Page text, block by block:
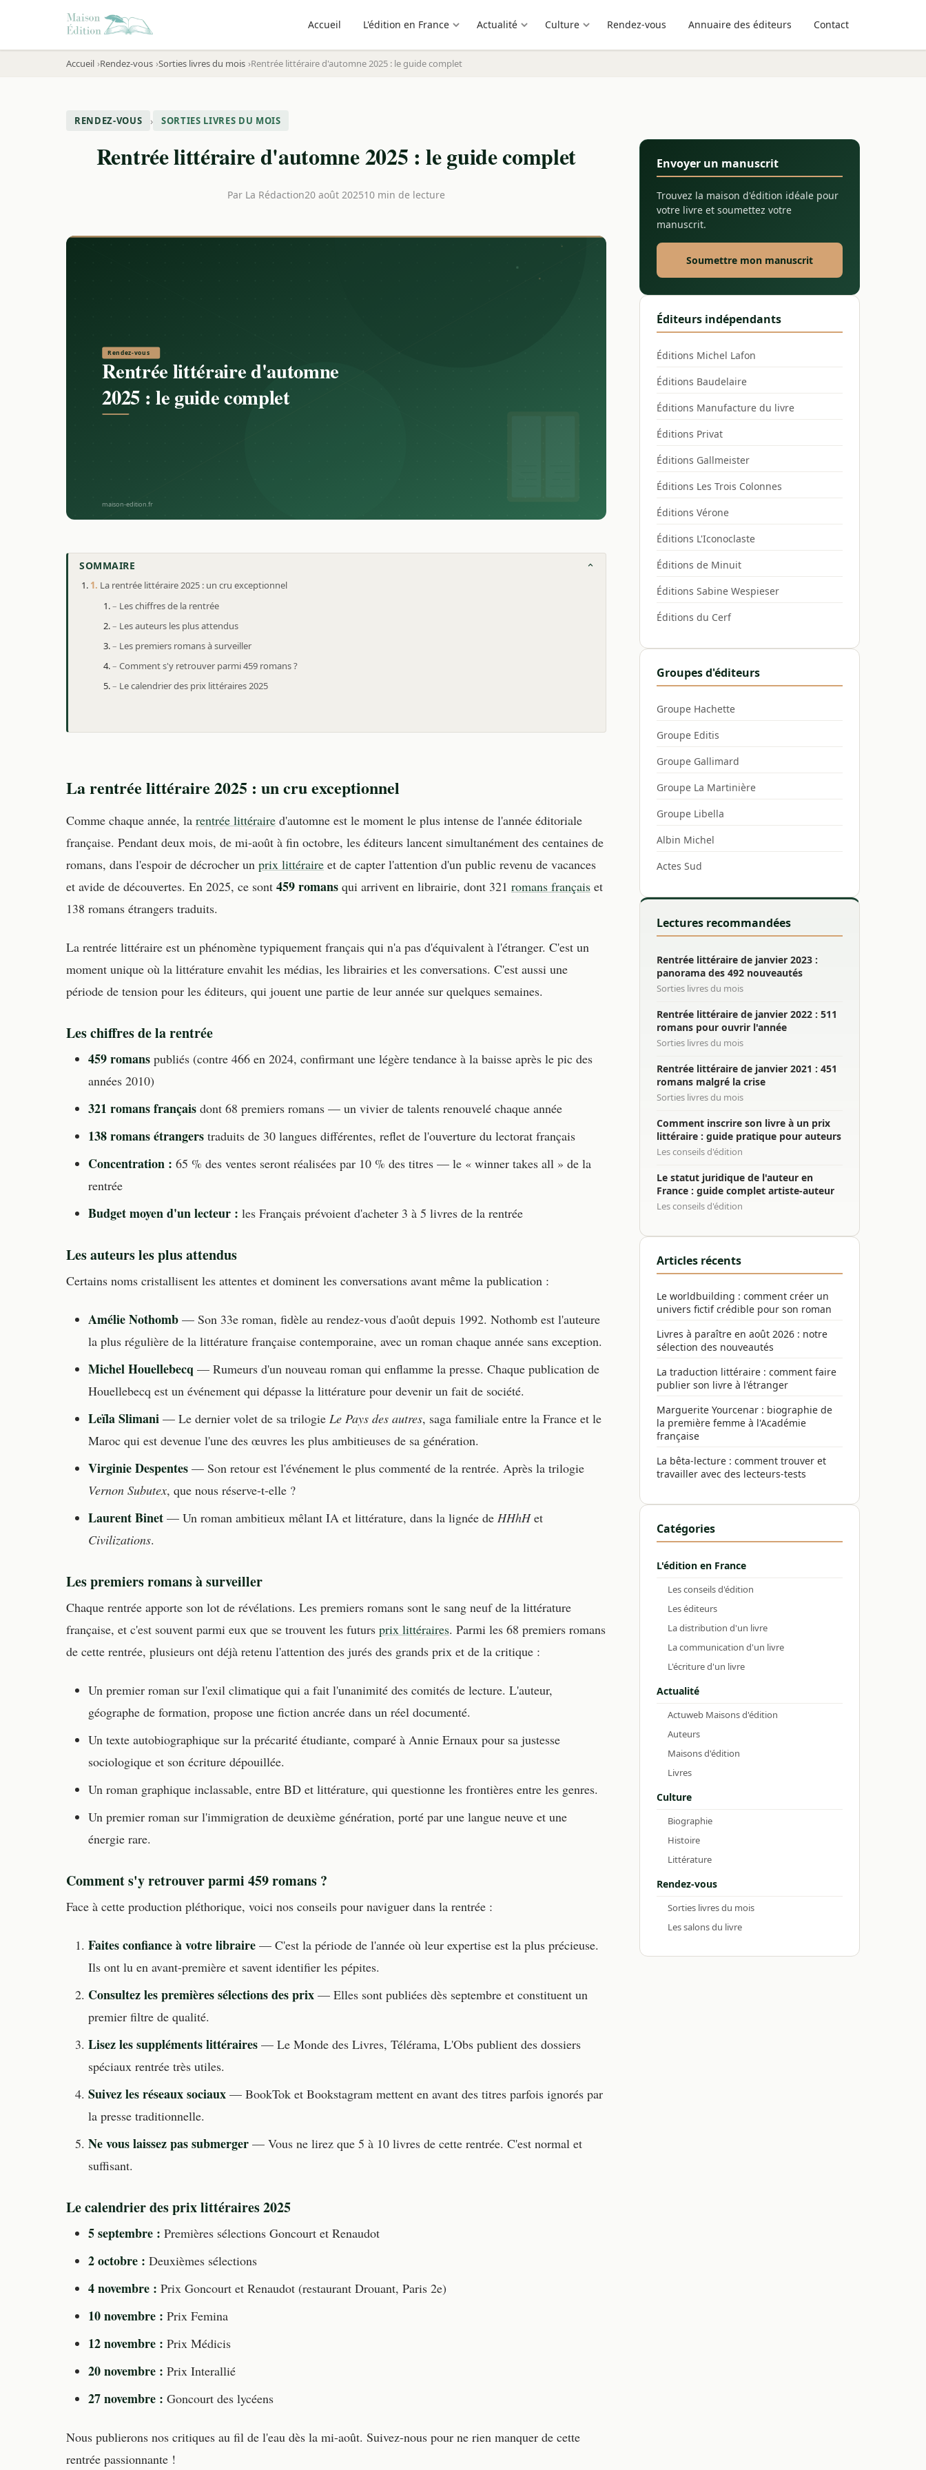
Accueil L'édition en France Actualité Culture Rendez-vous Annuaire des éditeurs Contact
Accueil Rendez-vous Sorties livres du mois Rentrée littéraire d'automne 2025 : le guide complet
RENDEZ-VOUS › SORTIES LIVRES DU MOIS
Rentrée littéraire d'automne 2025 : le guide complet
Par La Rédaction20 août 202510 min de lecture
SOMMAIRE
La rentrée littéraire 2025 : un cru exceptionnel
Les chiffres de la rentrée
Les auteurs les plus attendus
Les premiers romans à surveiller
Comment s'y retrouver parmi 459 romans ?
Le calendrier des prix littéraires 2025
La rentrée littéraire 2025 : un cru exceptionnel
Comme chaque année, la rentrée littéraire d'automne est le moment le plus intense de l'année éditoriale
française. Pendant deux mois, de mi-août à fin octobre, les éditeurs lancent simultanément des centaines de
romans, dans l'espoir de décrocher un prix littéraire et de capter l'attention d'un public revenu de vacances
et avide de découvertes. En 2025, ce sont 459 romans qui arrivent en librairie, dont 321 romans français et
138 romans étrangers traduits.
La rentrée littéraire est un phénomène typiquement français qui n'a pas d'équivalent à l'étranger. C'est un
moment unique où la littérature envahit les médias, les librairies et les conversations. C'est aussi une
période de tension pour les éditeurs, qui jouent une partie de leur année sur quelques semaines.
Les chiffres de la rentrée
459 romans publiés (contre 466 en 2024, confirmant une légère tendance à la baisse après le pic des
années 2010)
321 romans français dont 68 premiers romans — un vivier de talents renouvelé chaque année
138 romans étrangers traduits de 30 langues différentes, reflet de l'ouverture du lectorat français
Concentration : 65 % des ventes seront réalisées par 10 % des titres — le « winner takes all » de la
rentrée
Budget moyen d'un lecteur : les Français prévoient d'acheter 3 à 5 livres de la rentrée
Les auteurs les plus attendus
Certains noms cristallisent les attentes et dominent les conversations avant même la publication :
Amélie Nothomb — Son 33e roman, fidèle au rendez-vous d'août depuis 1992. Nothomb est l'auteure
la plus régulière de la littérature française contemporaine, avec un roman chaque année sans exception.
Michel Houellebecq — Rumeurs d'un nouveau roman qui enflamme la presse. Chaque publication de
Houellebecq est un événement qui dépasse la littérature pour devenir un fait de société.
Leïla Slimani — Le dernier volet de sa trilogie Le Pays des autres, saga familiale entre la France et le
Maroc qui est devenue l'une des œuvres les plus ambitieuses de sa génération.
Virginie Despentes — Son retour est l'événement le plus commenté de la rentrée. Après la trilogie
Vernon Subutex, que nous réserve-t-elle ?
Laurent Binet — Un roman ambitieux mêlant IA et littérature, dans la lignée de HHhHet
Civilizations.
Les premiers romans à surveiller
Chaque rentrée apporte son lot de révélations. Les premiers romans sont le sang neuf de la littérature
française, et c'est souvent parmi eux que se trouvent les futurs prix littéraires. Parmi les 68 premiers romans
de cette rentrée, plusieurs ont déjà retenu l'attention des jurés des grands prix et de la critique :
Un premier roman sur l'exil climatique qui a fait l'unanimité des comités de lecture. L'auteur,
géographe de formation, propose une fiction ancrée dans un réel documenté.
Un texte autobiographique sur la précarité étudiante, comparé à Annie Ernaux pour sa justesse
sociologique et son écriture dépouillée.
Un roman graphique inclassable, entre BD et littérature, qui questionne les frontières entre les genres.
Un premier roman sur l'immigration de deuxième génération, porté par une langue neuve et une
énergie rare.
Comment s'y retrouver parmi 459 romans ?
Face à cette production pléthorique, voici nos conseils pour naviguer dans la rentrée :
Faites confiance à votre libraire — C'est la période de l'année où leur expertise est la plus précieuse.
Ils ont lu en avant-première et savent identifier les pépites.
Consultez les premières sélections des prix — Elles sont publiées dès septembre et constituent un
premier filtre de qualité.
Lisez les suppléments littéraires — Le Monde des Livres, Télérama, L'Obs publient des dossiers
spéciaux rentrée très utiles.
Suivez les réseaux sociaux — BookTok et Bookstagram mettent en avant des titres parfois ignorés par
la presse traditionnelle.
Ne vous laissez pas submerger — Vous ne lirez que 5 à 10 livres de cette rentrée. C'est normal et
suffisant.
Le calendrier des prix littéraires 2025
5 septembre : Premières sélections Goncourt et Renaudot
2 octobre : Deuxièmes sélections
4 novembre : Prix Goncourt et Renaudot (restaurant Drouant, Paris 2e)
10 novembre : Prix Femina
12 novembre : Prix Médicis
20 novembre : Prix Interallié
27 novembre : Goncourt des lycéens
Nous publierons nos critiques au fil de l'eau dès la mi-août. Suivez-nous pour ne rien manquer de cette
rentrée passionnante !
Envoyer un manuscrit
Trouvez la maison d'édition idéale pour
votre livre et soumettez votre
manuscrit.
Soumettre mon manuscrit
Éditeurs indépendants
Éditions Michel Lafon
Éditions Baudelaire
Éditions Manufacture du livre
Éditions Privat
Éditions Gallmeister
Éditions Les Trois Colonnes
Éditions Vérone
Éditions L'Iconoclaste
Éditions de Minuit
Éditions Sabine Wespieser
Éditions du Cerf
Groupes d'éditeurs
Groupe Hachette
Groupe Editis
Groupe Gallimard
Groupe La Martinière
Groupe Libella
Albin Michel
Actes Sud
Lectures recommandées
Rentrée littéraire de janvier 2023 :
panorama des 492 nouveautés
Sorties livres du mois
Rentrée littéraire de janvier 2022 : 511
romans pour ouvrir l'année
Sorties livres du mois
Rentrée littéraire de janvier 2021 : 451
romans malgré la crise
Sorties livres du mois
Comment inscrire son livre à un prix
littéraire : guide pratique pour auteurs
Les conseils d'édition
Le statut juridique de l'auteur en
France : guide complet artiste-auteur
Les conseils d'édition
Articles récents
Le worldbuilding : comment créer un
univers fictif crédible pour son roman
Livres à paraître en août 2026 : notre
sélection des nouveautés
La traduction littéraire : comment faire
publier son livre à l'étranger
Marguerite Yourcenar : biographie de
la première femme à l'Académie
française
La bêta-lecture : comment trouver et
travailler avec des lecteurs-tests
Catégories
L'édition en France
Les conseils d'édition
Les éditeurs
La distribution d'un livre
La communication d'un livre
L'écriture d'un livre
Actualité
Actuweb Maisons d'édition
Auteurs
Maisons d'édition
Livres
Culture
Biographie
Histoire
Littérature
Rendez-vous
Sorties livres du mois
Les salons du livre